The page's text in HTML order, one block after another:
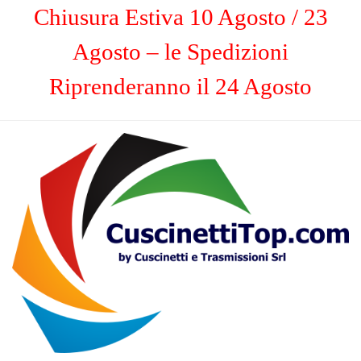
Chiusura Estiva 10 Agosto / 23
Agosto – le Spedizioni
Riprenderanno il 24 Agosto